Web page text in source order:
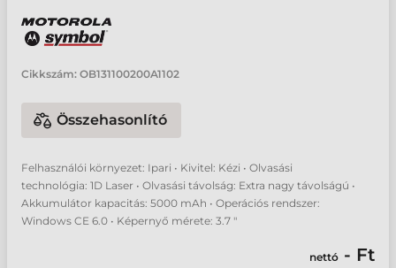
Cikkszám: OB131100200A1102
Összehasonlító
Felhasználói környezet: Ipari • Kivitel: Kézi • Olvasási
technológia: 1D Laser • Olvasási távolság: Extra nagy távolságú •
Akkumulátor kapacitás: 5000 mAh • Operációs rendszer:
Windows CE 6.0 • Képernyő mérete: 3.7 "
nettó - Ft